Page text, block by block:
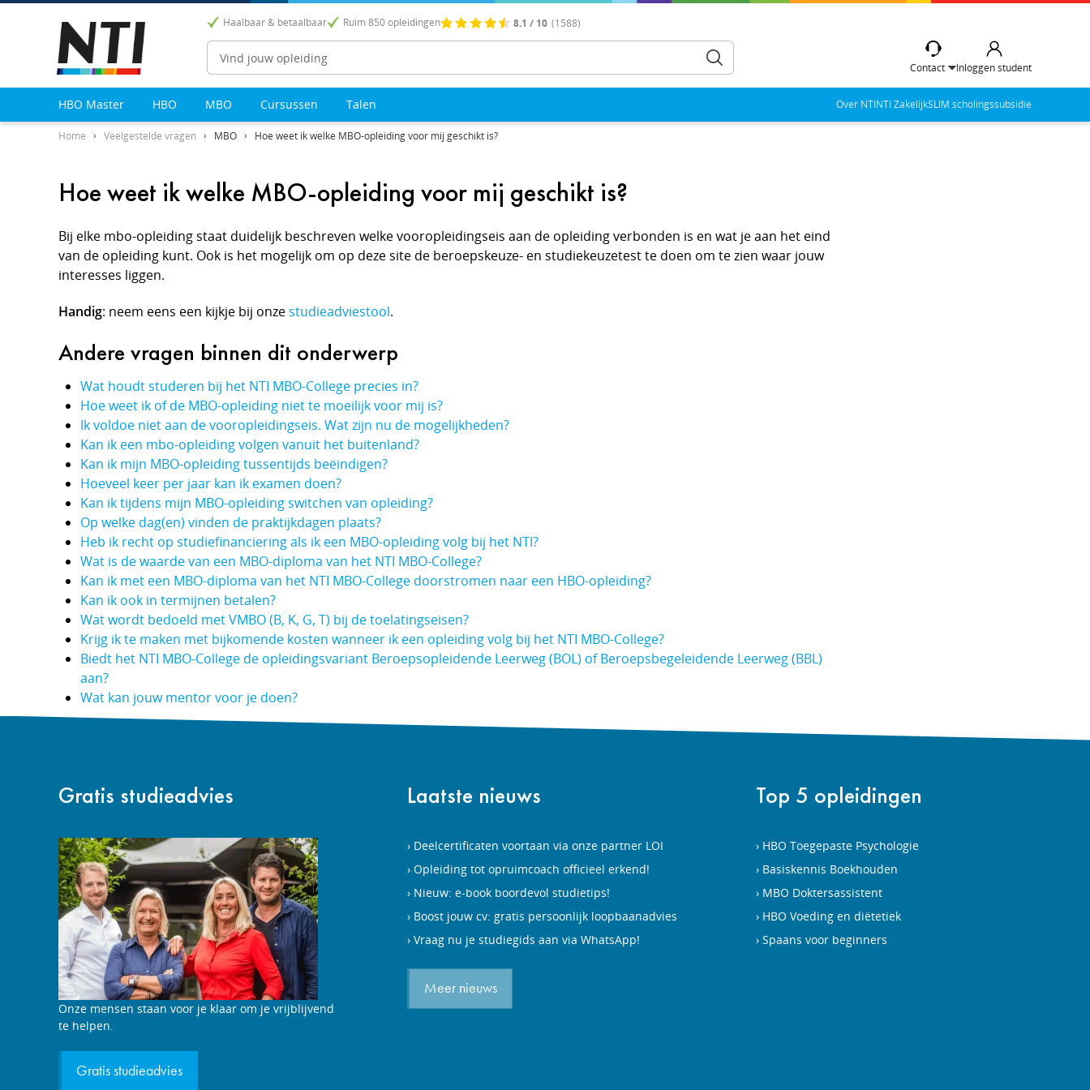
Haalbaar & betaalbaar Ruim 850 opleidingen 8.1 / 10 (1588)
Zoeken
Contact Inloggen student
HBO Master HBO MBO Cursussen Talen Over NTINTI ZakelijkSLIM scholingssubsidie
Home Veelgestelde vragen MBO Hoe weet ik welke MBO-opleiding voor mij geschikt is?
Hoe weet ik welke MBO-opleiding voor mij geschikt is?
Bij elke mbo-opleiding staat duidelijk beschreven welke vooropleidingseis aan de opleiding verbonden is en wat je aan het eind
van de opleiding kunt. Ook is het mogelijk om op deze site de beroepskeuze- en studiekeuzetest te doen om te zien waar jouw
interesses liggen.
Handig: neem eens een kijkje bij onzestudieadviestool.
Andere vragen binnen dit onderwerp
Wat houdt studeren bij het NTI MBO-College precies in?
Hoe weet ik of de MBO-opleiding niet te moeilijk voor mij is?
Ik voldoe niet aan de vooropleidingseis. Wat zijn nu de mogelijkheden?
Kan ik een mbo-opleiding volgen vanuit het buitenland?
Kan ik mijn MBO-opleiding tussentijds beëindigen?
Hoeveel keer per jaar kan ik examen doen?
Kan ik tijdens mijn MBO-opleiding switchen van opleiding?
Op welke dag(en) vinden de praktijkdagen plaats?
Heb ik recht op studiefinanciering als ik een MBO-opleiding volg bij het NTI?
Wat is de waarde van een MBO-diploma van het NTI MBO-College?
Kan ik met een MBO-diploma van het NTI MBO-College doorstromen naar een HBO-opleiding?
Kan ik ook in termijnen betalen?
Wat wordt bedoeld met VMBO (B, K, G, T) bij de toelatingseisen?
Krijg ik te maken met bijkomende kosten wanneer ik een opleiding volg bij het NTI MBO-College?
Biedt het NTI MBO-College de opleidingsvariant Beroepsopleidende Leerweg (BOL) of Beroepsbegeleidende Leerweg (BBL)
aan?
Wat kan jouw mentor voor je doen?
Gratis studieadvies
Studieadviesgesprek
aanvragen
Onze mensen staan voor je klaar om je vrijblijvend
te helpen.
Gratis studieadvies
Laatste nieuws
Deelcertificaten voortaan via onze partner LOI
Opleiding tot opruimcoach officieel erkend!
Nieuw: e-book boordevol studietips!
Boost jouw cv: gratis persoonlijk loopbaanadvies
Vraag nu je studiegids aan via WhatsApp!
Meer nieuws
Top 5 opleidingen
HBO Toegepaste Psychologie
Basiskennis Boekhouden
MBO Doktersassistent
HBO Voeding en diëtetiek
Spaans voor beginners